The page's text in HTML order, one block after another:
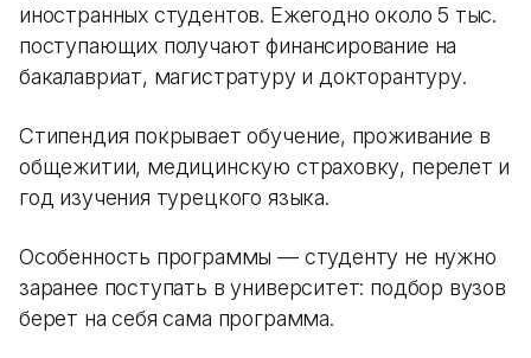
иностранных студентов. Ежегодно около 5 тыс.
поступающих получают финансирование на
бакалавриат, магистратуру и докторантуру.
Стипендия покрывает обучение, проживание в
общежитии, медицинскую страховку, перелет и
год изучения турецкого языка.
Особенность программы — студенту не нужно
заранее поступать в университет: подбор вузов
берет на себя сама программа.